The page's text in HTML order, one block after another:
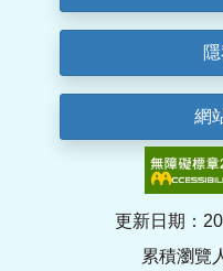
網
更新日期：
累積瀏覽